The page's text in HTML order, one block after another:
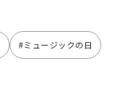
#ミュージックの日